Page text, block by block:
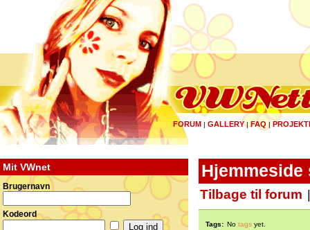
FORUM | GALLERY|FAQ |
Mit VWnet
Brugernavn
Kodeord
Hjemmeside
Tilbage til forum
Tags: No tags yet.